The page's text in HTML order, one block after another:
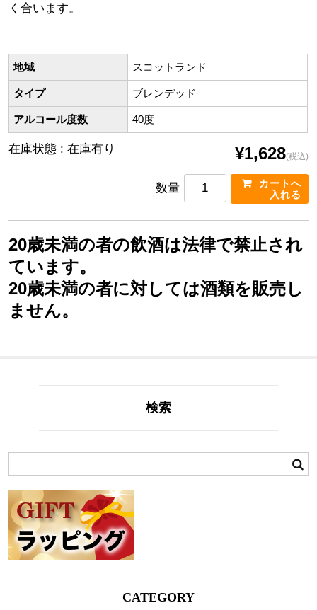
く合います。
地域 スコットランド
タイプ ブレンデッド
アルコール度数 40度
在庫状態 : 在庫有り ¥1,628(税込)
数量
20歳未満の者の飲酒は法律で禁止され
ています。
20歳未満の者に対しては酒類を販売し
ません。
検索
CATEGORY